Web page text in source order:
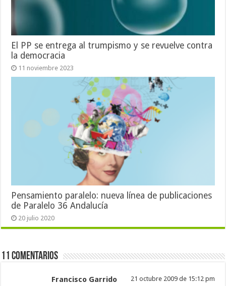
El PP se entrega al trumpismo y se revuelve contra
la democracia
11 noviembre 2023
Pensamiento paralelo: nueva línea de publicaciones
de Paralelo 36 Andalucía
20 julio 2020
11 Comentarios
Francisco Garrido 21 octubre 2009 de 15:12 pm